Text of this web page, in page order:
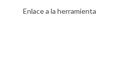
Enlace a la herramienta